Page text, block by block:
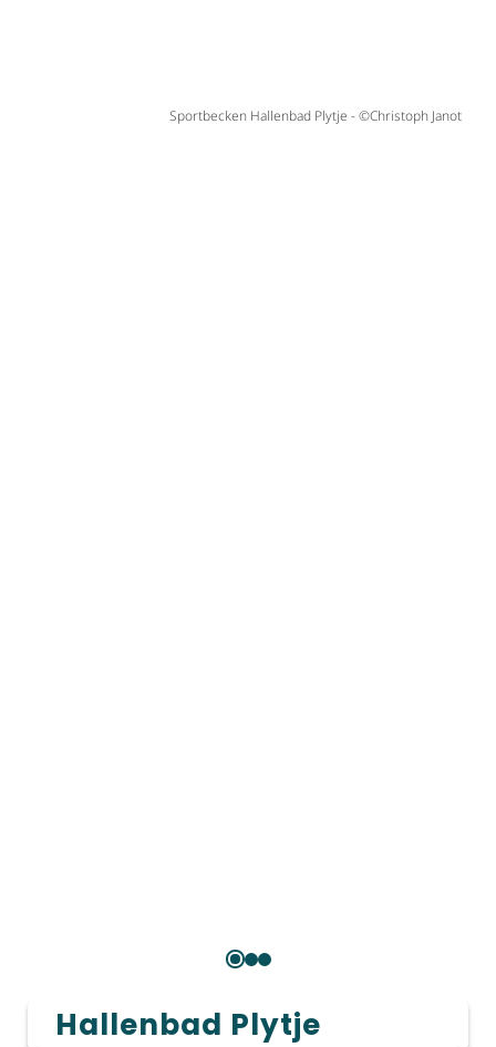
Hallenbad Plytje
Sportbecken Hallenbad Plytje - ©Christoph Janot